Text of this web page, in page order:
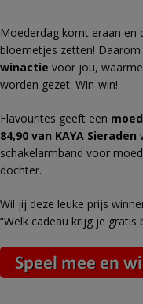
Moederdag komt eraan en
bloemetjes zetten!
winactie voor jou,
worden gezet. Win-win!
Flavourites geeft een
84,90 van KAYA Sieraden
schakelarmband voor
dochter.
Wil jij deze leuke prijs
“Welk cadeau krijg je gratis